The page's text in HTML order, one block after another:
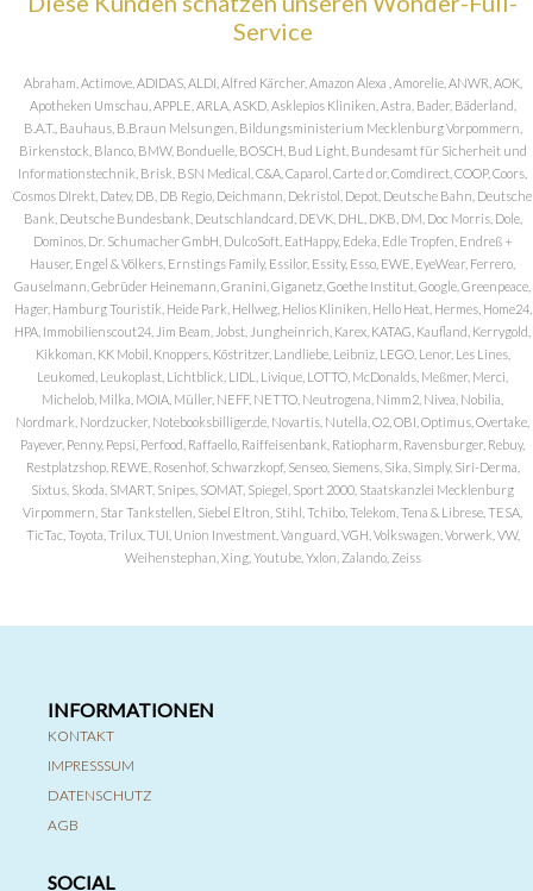
Service
Abraham, Actimove, ADIDAS, ALDI, Alfred Kärcher, Amazon Alexa , Amorelie, ANWR, AOK,
Apotheken Umschau, APPLE, ARLA, ASKD, Asklepios Kliniken, Astra, Bader, Bäderland,
B.A.T., Bauhaus, B.Braun Melsungen, Bildungsministerium Mecklenburg Vorpommern,
Birkenstock, Blanco, BMW, Bonduelle, BOSCH, Bud Light, Bundesamt für Sicherheit und
Informationstechnik, Brisk, BSN Medical, C&A, Caparol, Carte d or, Comdirect, COOP, Coors,
Cosmos DIrekt, Datev, DB, DB Regio, Deichmann, Dekristol, Depot, Deutsche Bahn, Deutsche
Bank, Deutsche Bundesbank, Deutschlandcard, DEVK, DHL, DKB, DM, Doc Morris, Dole,
Dominos, Dr. Schumacher GmbH, DulcoSoft, EatHappy, Edeka, Edle Tropfen, Endreß +
Hauser, Engel & Völkers, Ernstings Family, Essilor, Essity, Esso, EWE, EyeWear, Ferrero,
Gauselmann, Gebrüder Heinemann, Granini, Giganetz, Goethe Institut, Google, Greenpeace,
Hager, Hamburg Touristik, Heide Park, Hellweg, Helios Kliniken, Hello Heat, Hermes, Home24,
HPA, Immobilienscout24, Jim Beam, Jobst, Jungheinrich, Karex, KATAG, Kaufland, Kerrygold,
Kikkoman, KK Mobil, Knoppers, Köstritzer, Landliebe, Leibniz, LEGO, Lenor, Les Lines,
Leukomed, Leukoplast, Lichtblick, LIDL, Livique, LOTTO, McDonalds, Meßmer, Merci,
Michelob, Milka, MOIA, Müller, NEFF, NETTO, Neutrogena, Nimm2, Nivea, Nobilia,
Nordmark, Nordzucker, Notebooksbilliger.de, Novartis, Nutella, O2, OBI, Optimus, Overtake,
Payever, Penny, Pepsi, Perfood, Raffaello, Raiffeisenbank, Ratiopharm, Ravensburger, Rebuy,
Restplatzshop, REWE, Rosenhof, Schwarzkopf, Senseo, Siemens, Sika, Simply, Siri-Derma,
Sixtus, Skoda, SMART, Snipes, SOMAT, Spiegel, Sport 2000, Staatskanzlei Mecklenburg
Virpommern, Star Tankstellen, Siebel Eltron, Stihl, Tchibo, Telekom, Tena & Librese, TESA,
TicTac, Toyota, Trilux, TUI, Union Investment, Vanguard, VGH, Volkswagen, Vorwerk, VW,
Weihenstephan, Xing, Youtube, Yxlon, Zalando, Zeiss
INFORMATIONEN
KONTAKT
IMPRESSSUM
DATENSCHUTZ
AGB
SOCIAL